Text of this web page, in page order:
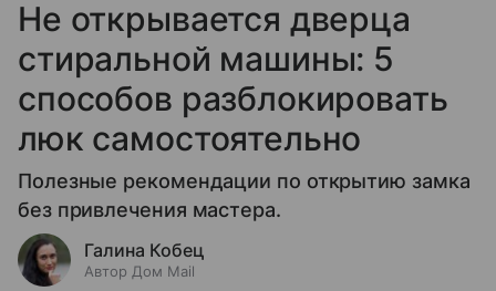
Не открывается дверца
стиральной машины: 5
способов разблокировать
люк самостоятельно
Полезные рекомендации по открытию замка
без привлечения мастера.
Галина Кобец
Автор Дом Mail